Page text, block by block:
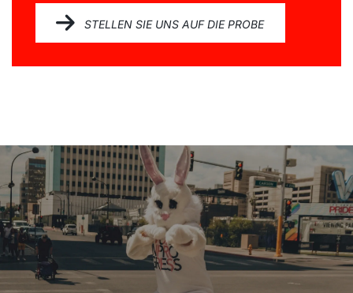
STELLEN SIE UNS AUF DIE PROBE